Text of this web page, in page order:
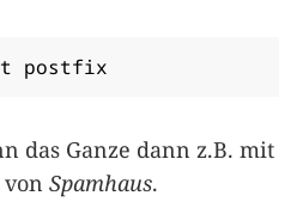
postfix
das Ganze dann z.B. mit
von Spamhaus.